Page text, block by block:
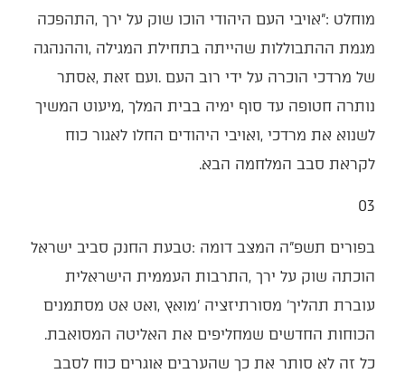
‬של‭ ‬מרדכי‭ ‬הוכרה‭ ‬על‭ ‬ידי‭ ‬רוב‭ ‬העם‭. ‬ועם‭ ‬זאת‭, ‬אסתר‭
‬נותרה‭ ‬חטופה‭ ‬עד‭ ‬סוף‭ ‬ימיה‭ ‬בבית‭ ‬המלך‭, ‬מיעוט‭ ‬המשיך‭
‬לקראת‭ ‬סבב‭ ‬המלחמה‭ ‬הבא‭.‬
03‭ ‬
בפורים‭ ‬תשפ"ה‭ ‬המצב‭ ‬דומה‭: ‬טבעת‭ ‬החנק‭ ‬סביב‭ ‬ישראל‭
‬הוכתה‭ ‬שוק‭ ‬על‭ ‬ירך‭, ‬התרבות‭ ‬העממית‭ ‬הישראלית‭
‬עוברת‭ ‬תהליך‭ ‬‮'‬מסורתיזציה‮'‬‭ ‬מואץ‭, ‬ואט‭ ‬אט‭ ‬מסתמנים‭
‬הכוחות‭ ‬החדשים‭ ‬שמחליפים‭ ‬את‭ ‬האליטה‭ ‬המסואבת‭.
‬כל‭ ‬זה‭ ‬לא‭ ‬סותר‭ ‬את‭ ‬כך‭ ‬שהערבים‭ ‬אוגרים‭ ‬כוח‭ ‬לסבב‭